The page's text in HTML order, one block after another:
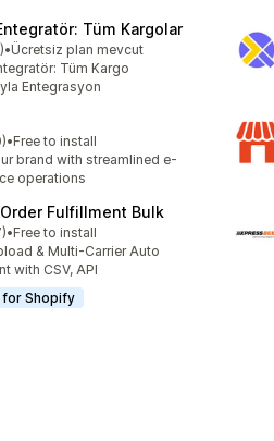
Tüm Kargolar
ดาว
รีวิว
•Ücretsiz plan mevcut
Tüm Kargo
Entegrasyon
ดาว
รีวิว
•Free to install
brand with streamlined e-
operations
Fulfillment Bulk
ดาว
รีวิว
•Free to install
& Multi-Carrier Auto
with CSV, API
for Shopify